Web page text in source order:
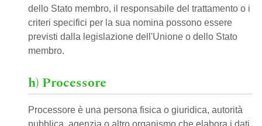
dello Stato membro, il responsabile del trattamento o i
criteri specifici per la sua nomina possono essere
previsti dalla legislazione dell'Unione o dello Stato
membro.
h) Processore
Processore è una persona fisica o giuridica, autorità
pubblica, agenzia o altro organismo che elabora i dati